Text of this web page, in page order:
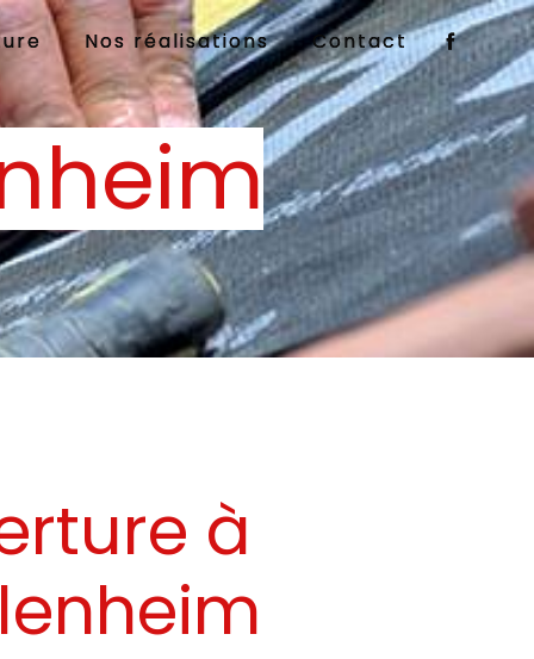
Nos réalisations Contact
à